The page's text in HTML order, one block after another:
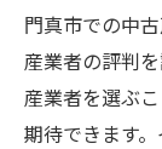
門真市での中
産業者の評判
産業者を選ぶ
期待できます